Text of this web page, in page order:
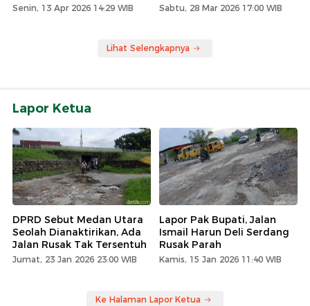
Senin, 13 Apr 2026 14:29 WIB Sabtu, 28 Mar 2026 17:00 WIB
Lihat Selengkapnya
Lapor Ketua
DPRD Sebut Medan Utara
Seolah Dianaktirikan, Ada
Jalan Rusak Tak Tersentuh
Jumat, 23 Jan 2026 23:00 WIB
Lapor Pak Bupati, Jalan
Ismail Harun Deli Serdang
Rusak Parah
Kamis, 15 Jan 2026 11:40 WIB
Ke Halaman Lapor Ketua